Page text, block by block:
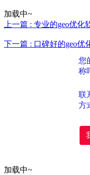
加载中~
上一篇 : 专业的geo优
下一篇 : 口碑好的geo优
您
称
联
方
加载中~